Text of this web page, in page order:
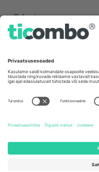
Bulgaria
Regus Sofia City West, bul
Totleben 53-55, 1606 Sofia,
Mexico
Av Chapultepec 360, Roma
Norte, Cuauhtémoc, 06700
Ciudad de México, CDMX,
sündmusest ja/või
sündmuse lehte, impressumit
2026 Ticombo. Kõik õigused